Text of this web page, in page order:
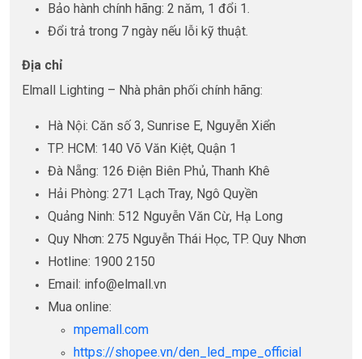
Bảo hành chính hãng: 2 năm, 1 đổi 1.
Đổi trả trong 7 ngày nếu lỗi kỹ thuật.
Địa chỉ
Elmall Lighting – Nhà phân phối chính hãng:
Hà Nội: Căn số 3, Sunrise E, Nguyễn Xiển
TP. HCM: 140 Võ Văn Kiệt, Quận 1
Đà Nẵng: 126 Điện Biên Phủ, Thanh Khê
Hải Phòng: 271 Lạch Tray, Ngô Quyền
Quảng Ninh: 512 Nguyễn Văn Cừ, Hạ Long
Quy Nhơn: 275 Nguyễn Thái Học, TP. Quy Nhơn
Hotline: 1900 2150
Email: info@elmall.vn
Mua online:
mpemall.com
https://shopee.vn/den_led_mpe_official